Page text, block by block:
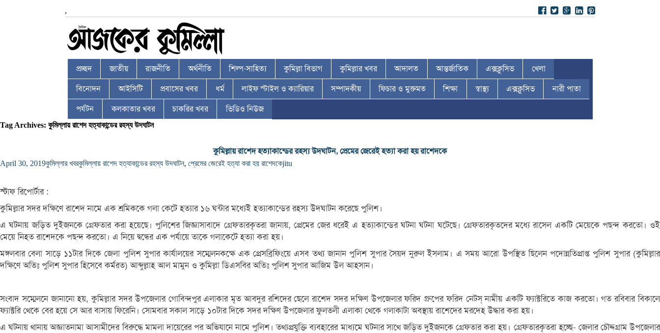
,
প্রচ্ছদ জাতীয় রাজনীতি অর্থনীতি শিল্প-সাহিত্য কুমিল্লা বিভাগ কুমিল্লার খবর আদালত আন্তর্জাতিক এক্সক্লুসিভ খেলা
বিনোদন আইসিটি প্রবাসের খবর ধর্ম লাইফ স্টাইল ও ক্যারিয়ার সম্পাদকীয় ফিচার ও মুক্তমত শিক্ষা স্বাস্থ্য এক্সক্লুসিভ নারী পাতা
পর্যটন কলকাতার খবর চাকরির খবর ভিডিও নিউজ
Tag Archives: কুমিল্লায় রাশেদ হত্যাকান্ডের রহস্য উদঘাটন
কুমিল্লায় রাশেদ হত্যাকান্ডের রহস্য উদঘাটন, প্রেমের জেরেই হত্যা করা হয় রাশেদকে
April 30, 2019কুমিল্লার খবরকুমিল্লায় রাশেদ হত্যাকান্ডের রহস্য উদঘাটন, প্রেমের জেরেই হত্যা করা হয় রাশেদকেjitu
স্টাফ রিপোর্টার :
কুমিল্লার সদর দক্ষিণে রাশেদ নামে এক শ্রমিককে গলা কেটে হত্যার ১৬ ঘন্টার মধ্যেই হত্যাকান্ডের রহস্য উদঘাটন করেছে পুলিশ।
এ ঘটনায় জড়িত দুইজনকে গ্রেফতার করা হয়েছে। পুলিশের জিজ্ঞাসাবাদে গ্রেফতারকৃতরা জানায়, প্রেমের জের ধরেই এ হত্যাকান্ডের ঘটনা ঘটনা ঘটেছে। গ্রেফতারকৃতদের মধ্যে রাসেল একটি মেয়েকে পছন্দ করতো। ওই
মেয়ে নিহত রাশেদকে পছন্দ করতো। এ নিয়ে দ্বন্ধের এক পর্যায়ে তাকে গলাকেটে হত্যা করা হয়।
মঙ্গলবার বেলা সাড়ে ১১টার দিকে জেলা পুলিশ সুপার কার্যালয়ের সম্মেলনকক্ষে এক প্রেসব্রিফিংয়ে এসব তথ্য জানান পুলিশ সুপার সৈয়দ নুরুল ইসলাম। এ সময় আরো উপস্থিত ছিলেন পদোন্নতিপ্রাপ্ত পুলিশ সুপার (কুমিল্লার
দক্ষিণে অতিঃ পুলিশ সুপার হিসেবে কর্মরত) আব্দুল্লাহ আল মামুন ও কুমিল্লা ডিএসবির অতিঃ পুলিশ সুপার আজিম উল আহসান।
সংবাদ সম্মেলনে জানানো হয়, কুমিল্লার সদর উপজেলার গোবিন্দপুর এলাকার মৃত আবদুর রশিদের ছেলে রাশেদ সদর দক্ষিণ উপজেলার ফরিদ গ্রুপের ফরিদ নেটস্ নামীয় একটি ফ্যাক্টরিতে কাজ করতো। গত রবিবার বিকালে
ফ্যাক্টরি থেকে বের হয়ে সে আর বাসায় ফিরেনি। সোমবার সকাল সাড়ে ১০টার দিকে সদর দক্ষিণ উপজেলার ফুলতলী এলাকা থেকে গলাকাটা অবস্থায় রাশেদের মরদেহ উদ্ধার করা হয়।
এ ঘটনায় থানায় অজ্ঞাতনামা আসামীদের বিরুদ্ধে মামলা দায়েরের পর অভিযানে নামে পুলিশ। তথ্যপ্রযুক্তি ব্যবহারের মাধ্যমে ঘটনার সাথে জড়িত দুইজনকে গ্রেফতার করা হয়। গ্রেফতারকৃতরা হচ্ছে- জেলার চৌদ্দগ্রাম উপজেলার